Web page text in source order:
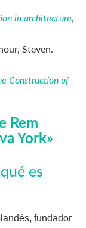
in architecture,
Steven.
Construction of
Rem
York»
es
fundador